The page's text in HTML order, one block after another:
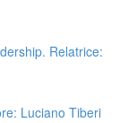
Relatrice:
Luciano Tiberi